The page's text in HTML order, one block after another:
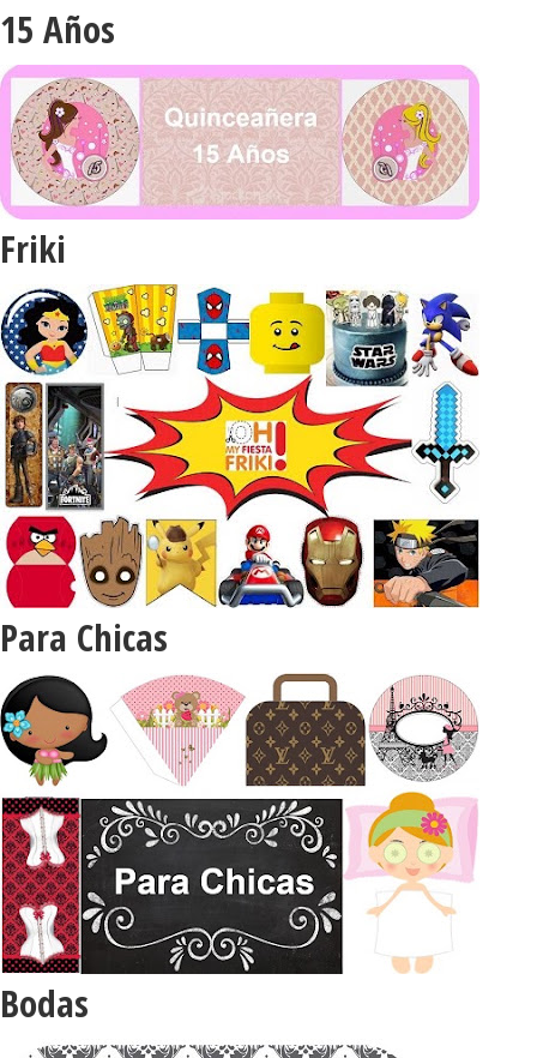
15 Años
Friki
Para Chicas
Bodas